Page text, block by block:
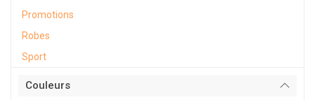
Promotions
Robes
Sport
Couleurs